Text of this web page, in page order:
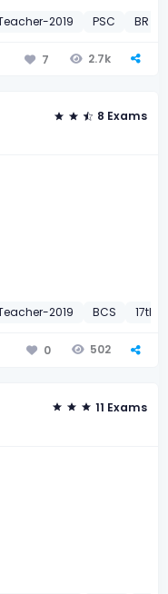
2019 PSC BR
7 2.7k
8 Exams
2019 BCS 17th
0 502
11 Exams